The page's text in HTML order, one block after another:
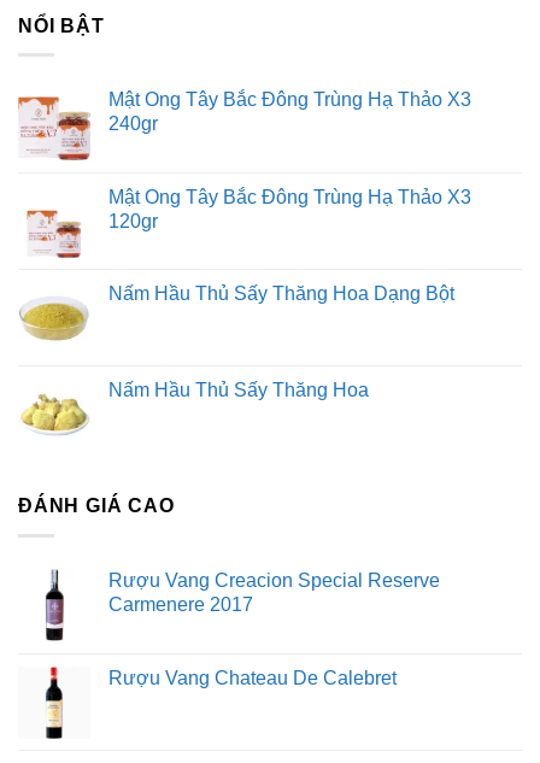
NỔI BẬT
Mật Ong Tây Bắc Đông Trùng Hạ Thảo X3
240gr
Mật Ong Tây Bắc Đông Trùng Hạ Thảo X3
120gr
Nấm Hầu Thủ Sấy Thăng Hoa Dạng Bột
Nấm Hầu Thủ Sấy Thăng Hoa
ĐÁNH GIÁ CAO
Rượu Vang Creacion Special Reserve
Carmenere 2017
Rượu Vang Chateau De Calebret